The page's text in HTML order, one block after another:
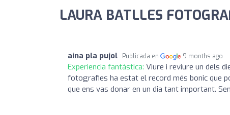
LAURA BATLLES
aina pla pujol Publicada en 9 months ago
Experiencia fantástica: Viure i reviure un dels
fotografies ha estat el record més bonic que
que ens vas donar en un dia tant important.